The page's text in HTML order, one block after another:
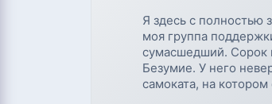
Я здесь с полностью
моя группа
сумасшедший. Сорок
Безумие. У него
самоката, на